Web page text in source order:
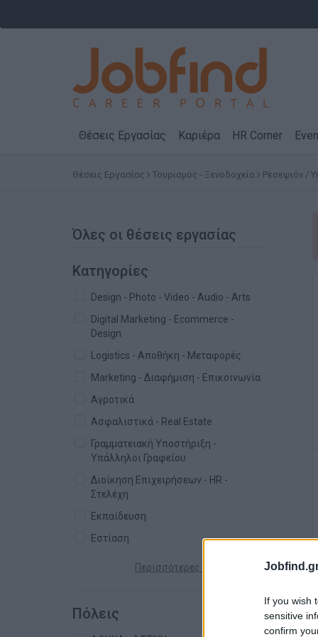
If you wish
sensitive
confirm
Θέσεις Εργασίας Καριέρα HR Corner
Θέσεις Εργασίας Τουρισμός - Ξενοδοχεία Ρεσεψιόν /
Όλες οι θέσεις εργασίας
Κατηγορίες
Design - Photo - Video - Audio - Arts
Digital Marketing - Ecommerce -
Design
Logistics - Αποθήκη - Μεταφορές
Marketing - Διαφήμιση - Επικοινωνία
Αγροτικά
Ασφαλιστικά - Real Estate
Γραμματειακή Υποστήριξη -
Υπάλληλοι Γραφείου
Διοίκηση Επιχειρήσεων - HR -
Στελέχη
Εκπαίδευση
Εστίαση
Περισσότερες κατηγορίες +
Πόλεις